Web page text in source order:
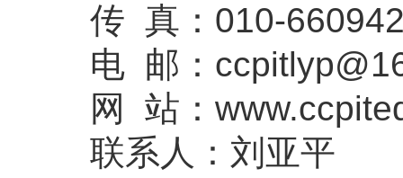
传 真：010-
电 邮：
网 站：
联系人：刘亚平